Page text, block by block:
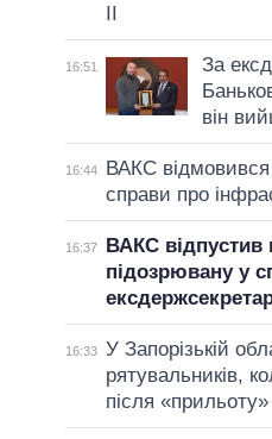
II
16:51
За
він
16:44
ВАКС
справи про
16:37
ВАКС відпустив
підозрювану у
16:33 У Запорізькій
рятувальників,
після «прильоту»